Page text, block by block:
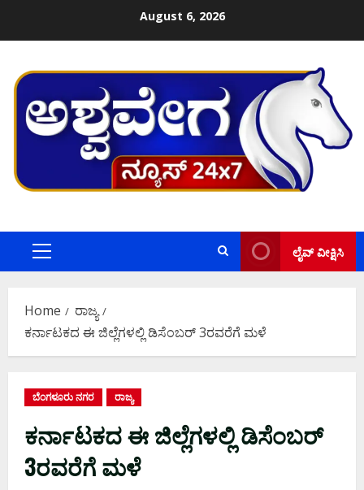
August 6, 2026
Primary
ಲೈವ್ ವೀಕ್ಷಿಸಿ
Home
ರಾಜ್ಯ
ಕರ್ನಾಟಕದ ಈ ಜಿಲ್ಲೆಗಳಲ್ಲಿ ಡಿಸೆಂಬರ್ 3ರವರೆಗೆ ಮಳೆ
ಬೆಂಗಳೂರು ನಗರ ರಾಜ್ಯ
ಕರ್ನಾಟಕದ ಈ ಜಿಲ್ಲೆಗಳಲ್ಲಿ ಡಿಸೆಂಬರ್
3ರವರೆಗೆ ಮಳೆ